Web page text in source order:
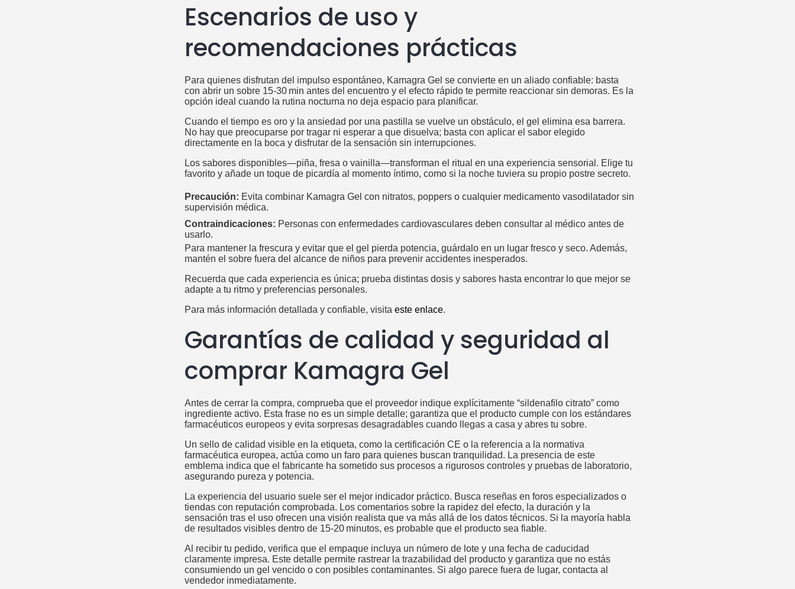
Escenarios de uso y
recomendaciones prácticas
Para quienes disfrutan del impulso espontáneo, Kamagra Gel se convierte en un aliado confiable: basta
con abrir un sobre 15‑30 min antes del encuentro y el efecto rápido te permite reaccionar sin demoras. Es la
opción ideal cuando la rutina nocturna no deja espacio para planificar.
Cuando el tiempo es oro y la ansiedad por una pastilla se vuelve un obstáculo, el gel elimina esa barrera.
No hay que preocuparse por tragar ni esperar a que disuelva; basta con aplicar el sabor elegido
directamente en la boca y disfrutar de la sensación sin interrupciones.
Los sabores disponibles—piña, fresa o vainilla—transforman el ritual en una experiencia sensorial. Elige tu
favorito y añade un toque de picardía al momento íntimo, como si la noche tuviera su propio postre secreto.
Precaución: Evita combinar Kamagra Gel con nitratos, poppers o cualquier medicamento vasodilatador sin
supervisión médica.
Contraindicaciones: Personas con enfermedades cardiovasculares deben consultar al médico antes de
usarlo.
Para mantener la frescura y evitar que el gel pierda potencia, guárdalo en un lugar fresco y seco. Además,
mantén el sobre fuera del alcance de niños para prevenir accidentes inesperados.
Recuerda que cada experiencia es única; prueba distintas dosis y sabores hasta encontrar lo que mejor se
adapte a tu ritmo y preferencias personales.
Para más información detallada y confiable, visita este enlace.
Garantías de calidad y seguridad al
comprar Kamagra Gel
Antes de cerrar la compra, comprueba que el proveedor indique explícitamente “sildenafilo citrato” como
ingrediente activo. Esta frase no es un simple detalle; garantiza que el producto cumple con los estándares
farmacéuticos europeos y evita sorpresas desagradables cuando llegas a casa y abres tu sobre.
Un sello de calidad visible en la etiqueta, como la certificación CE o la referencia a la normativa
farmacéutica europea, actúa como un faro para quienes buscan tranquilidad. La presencia de este
emblema indica que el fabricante ha sometido sus procesos a rigurosos controles y pruebas de laboratorio,
asegurando pureza y potencia.
La experiencia del usuario suele ser el mejor indicador práctico. Busca reseñas en foros especializados o
tiendas con reputación comprobada. Los comentarios sobre la rapidez del efecto, la duración y la
sensación tras el uso ofrecen una visión realista que va más allá de los datos técnicos. Si la mayoría habla
de resultados visibles dentro de 15‑20 minutos, es probable que el producto sea fiable.
Al recibir tu pedido, verifica que el empaque incluya un número de lote y una fecha de caducidad
claramente impresa. Este detalle permite rastrear la trazabilidad del producto y garantiza que no estás
consumiendo un gel vencido o con posibles contaminantes. Si algo parece fuera de lugar, contacta al
vendedor inmediatamente.